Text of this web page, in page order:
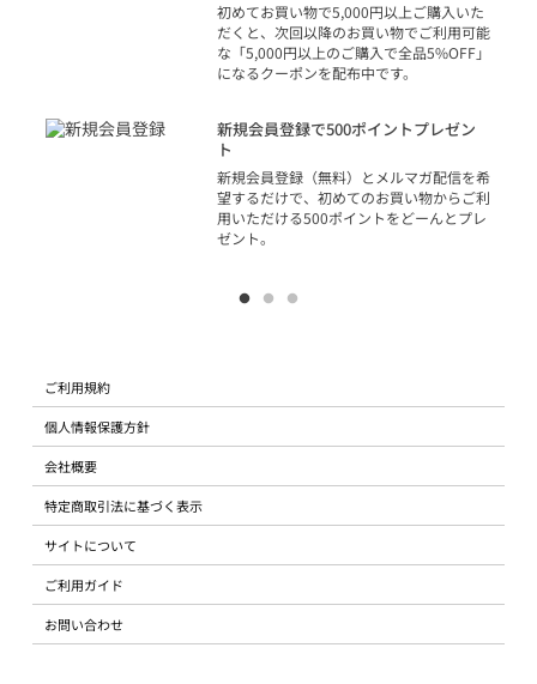
初めてお買い物で5,000円以上ご購入いた
だくと、次回以降のお買い物でご利用可能
な「5,000円以上のご購入で全品5%OFF」
になるクーポンを配布中です。
新規会員登録で500ポイントプレゼン
ト
新規会員登録（無料）とメルマガ配信を希
望するだけで、初めてのお買い物からご利
用いただける500ポイントをどーんとプレ
ゼント。
ご利用規約
個人情報保護方針
会社概要
特定商取引法に基づく表示
サイトについて
ご利用ガイド
お問い合わせ